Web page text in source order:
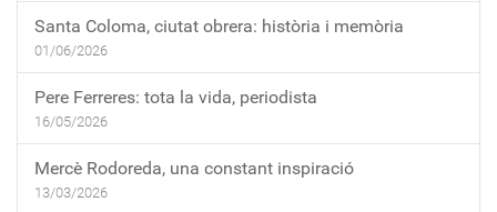
Santa Coloma, ciutat obrera: història i memòria
01/06/2026
Pere Ferreres: tota la vida, periodista
16/05/2026
Mercè Rodoreda, una constant inspiració
13/03/2026